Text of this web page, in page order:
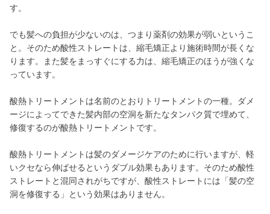
す。
でも髪への負担が少ないのは、つまり薬剤の効果が弱いというこ
と。そのため酸性ストレートは、縮毛矯正より施術時間が長くな
ります。また髪をまっすぐにする力は、縮毛矯正のほうが強くな
っています。
酸熱トリートメントは名前のとおりトリートメントの一種。ダメ
ージによってできた髪内部の空洞を新たなタンパク質で埋めて、
修復するのが酸熱トリートメントです。
酸熱トリートメントは髪のダメージケアのために行いますが、軽
いクセなら伸ばせるというダブル効果もあります。そのため酸性
ストレートと混同されがちですが、酸性ストレートには「髪の空
洞を修復する」という効果はありません。